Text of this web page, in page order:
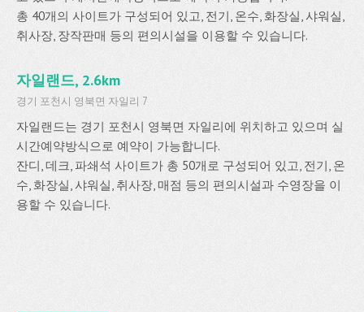
총 40개의 사이트가 구성되어 있고, 전기, 온수, 화장실, 샤워실,
취사장, 장작판매 등의 편의시설을 이용할 수 있습니다.
자일랜드, 2.6km
경기 포천시 영북면 자일리 7
자일랜드는 경기 포천시 영북면 자일리에 위치하고 있으며 실
시간예약방식으로 예약이 가능합니다.
잔디, 데크, 파쇄석 사이트가 총 50개로 구성되어 있고, 전기, 온
수, 화장실, 샤워실, 취사장, 매점 등의 편의시설과 수영장을 이
용할 수 있습니다.